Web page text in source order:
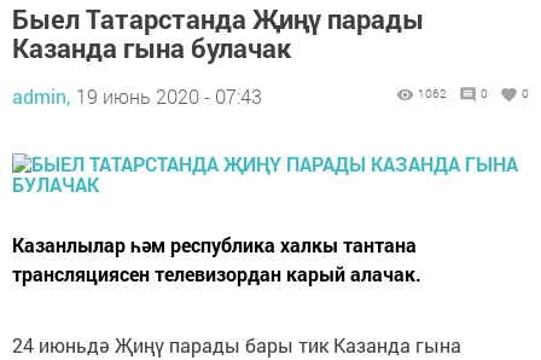
Быел Татарстанда Җиңү парады
Казанда гына булачак
admin, 19 июнь 2020 - 07:43 1062 0 0
Казанлылар һәм республика халкы тантана
трансляциясен телевизордан карый алачак.
24 июньдә Җиңү парады бары тик Казанда гына